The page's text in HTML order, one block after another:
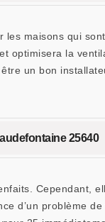
maisons qui
optimisera la
un bon
25640
Cependant,
d’un problème